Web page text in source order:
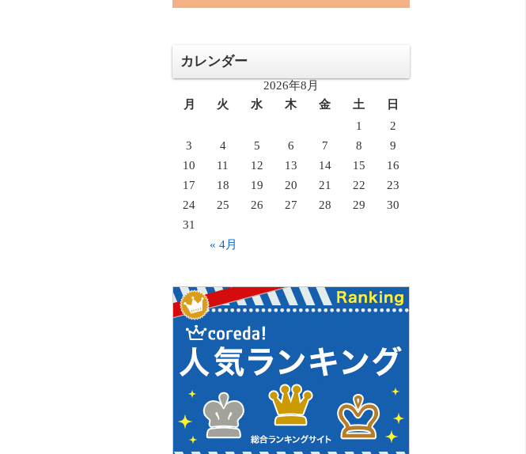
カレンダー
2026年8月
月
火 水 木 金 土 日
« 4月
1
2
3
4 5 6 7 8
9
10
11 12 13 14 15
16
17
18 19 20 21 22
23
24
25 26 27 28 29
30
31